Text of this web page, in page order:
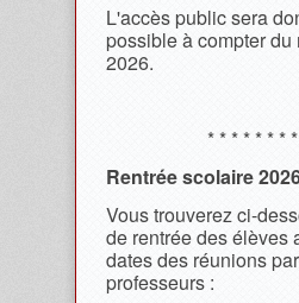
L'accès public sera
possible à compter du
2026.
* * * * * * *
Rentrée scolaire
Vous trouverez ci-
de rentrée des élèves
dates des réunions
professeurs :